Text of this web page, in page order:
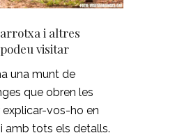
i altres
visitar
una munt de
que obren les
vos-ho en
amb tots els detalls.